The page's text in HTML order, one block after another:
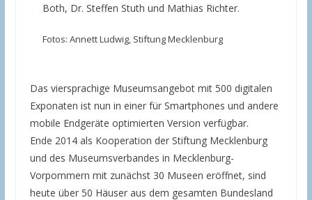
Both, Dr. Steffen Stuth und Mathias Richter.
Fotos: Annett Ludwig, Stiftung Mecklenburg
Das viersprachige Museumsangebot mit 500 digitalen
Exponaten ist nun in einer für Smartphones und andere
mobile Endgeräte optimierten Version verfügbar.
Ende 2014 als Kooperation der Stiftung Mecklenburg
und des Museumsverbandes in Mecklenburg-
Vorpommern mit zunächst 30 Museen eröffnet, sind
heute über 50 Häuser aus dem gesamten Bundesland